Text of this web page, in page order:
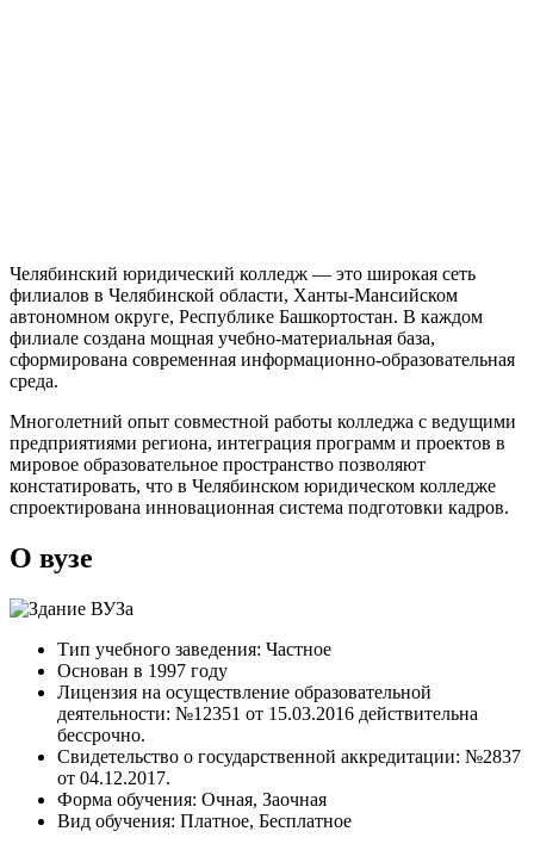
Челябинский юридический колледж — это широкая сеть
филиалов в Челябинской области, Ханты-Мансийском
автономном округе, Республике Башкортостан. В каждом
филиале создана мощная учебно-материальная база,
сформирована современная информационно-образовательная
среда.
Многолетний опыт совместной работы колледжа с ведущими
предприятиями региона, интеграция программ и проектов в
мировое образовательное пространство позволяют
констатировать, что в Челябинском юридическом колледже
спроектирована инновационная система подготовки кадров.
О вузе
Тип учебного заведения: Частное
Основан в 1997 году
Лицензия на осуществление образовательной
деятельности: №12351 от 15.03.2016 действительна
бессрочно.
Свидетельство о государственной аккредитации: №2837
от 04.12.2017.
Форма обучения: Очная, Заочная
Вид обучения: Платное, Бесплатное